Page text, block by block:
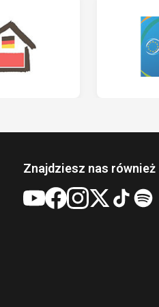
Znajdziesz nas również